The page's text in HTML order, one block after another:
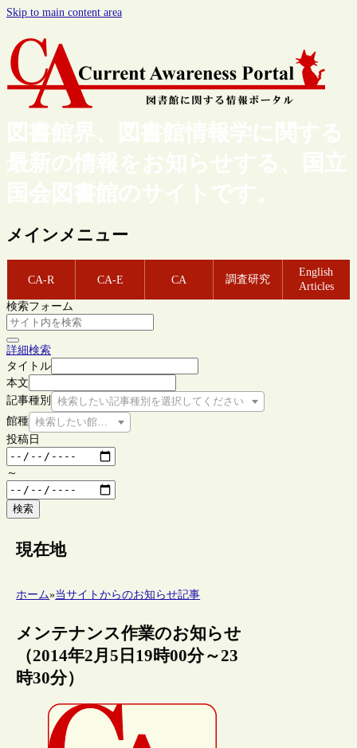
Skip to main content area
図書館界、図書館情報学に関する
最新の情報をお知らせする、国立
国会図書館のサイトです。
メインメニュー
CA-R CA-E CA 調査研究
English
Articles
検索フォーム
詳細検索
タイトル
本文
記事種別
検索したい記事種別を選択してください
館種 検索したい館種を選択してください
投稿日
～
検索
現在地
ホーム»当サイトからのお知らせ記事
メンテナンス作業のお知らせ
（2014年2月5日19時00分～23
時30分）